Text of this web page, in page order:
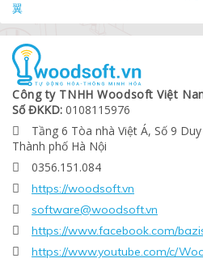
翼
Công ty TNHH Woodsoft Việt
Số ĐKKD: 0108115976

Tầng 6 Tòa nhà Việt Á, Số 9
Thành phố Hà Nội
 0356.151.084
 https://woodsoft.vn
 software@woodsoft.vn
 https://www.facebook.com/
 https://www.youtube.com/c/